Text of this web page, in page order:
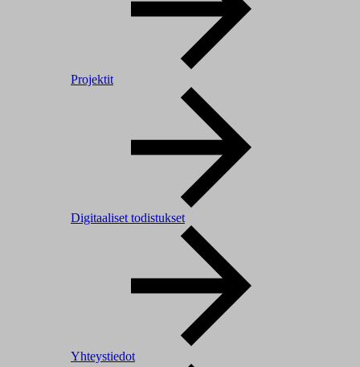
Projektit
Digitaaliset todistukset
Yhteystiedot